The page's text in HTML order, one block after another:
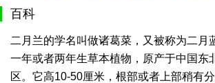
百科
二月兰的学名叫做诸葛菜，又被称为二月
一年或者两年生草本植物，原产于中国东
区。它高10-50厘米，根部或者上部稍有